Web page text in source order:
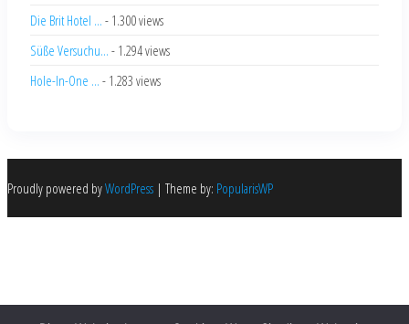
Die Brit Hotel ... - 1.300 views
Süße Versuchu... - 1.294 views
Hole-In-One ... - 1.283 views
Proudly powered byWordPress | Theme by: PopularisWP